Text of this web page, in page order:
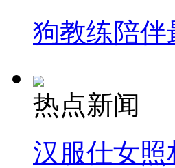
纽约上演“枕头大战”
司机酒驾遇交警 急速倒车逃窜
狗教练陪
热点新闻
汉服仕女